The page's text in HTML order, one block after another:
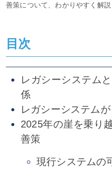
善策について、わかりやすく解説
目次
レガシーシステム
係
レガシーシステム
2025年の崖を乗り
善策
現行システムの